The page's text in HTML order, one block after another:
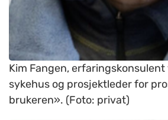
Kim Fangen,
sykehus og prosjektleder for
brukeren». (Foto: privat)